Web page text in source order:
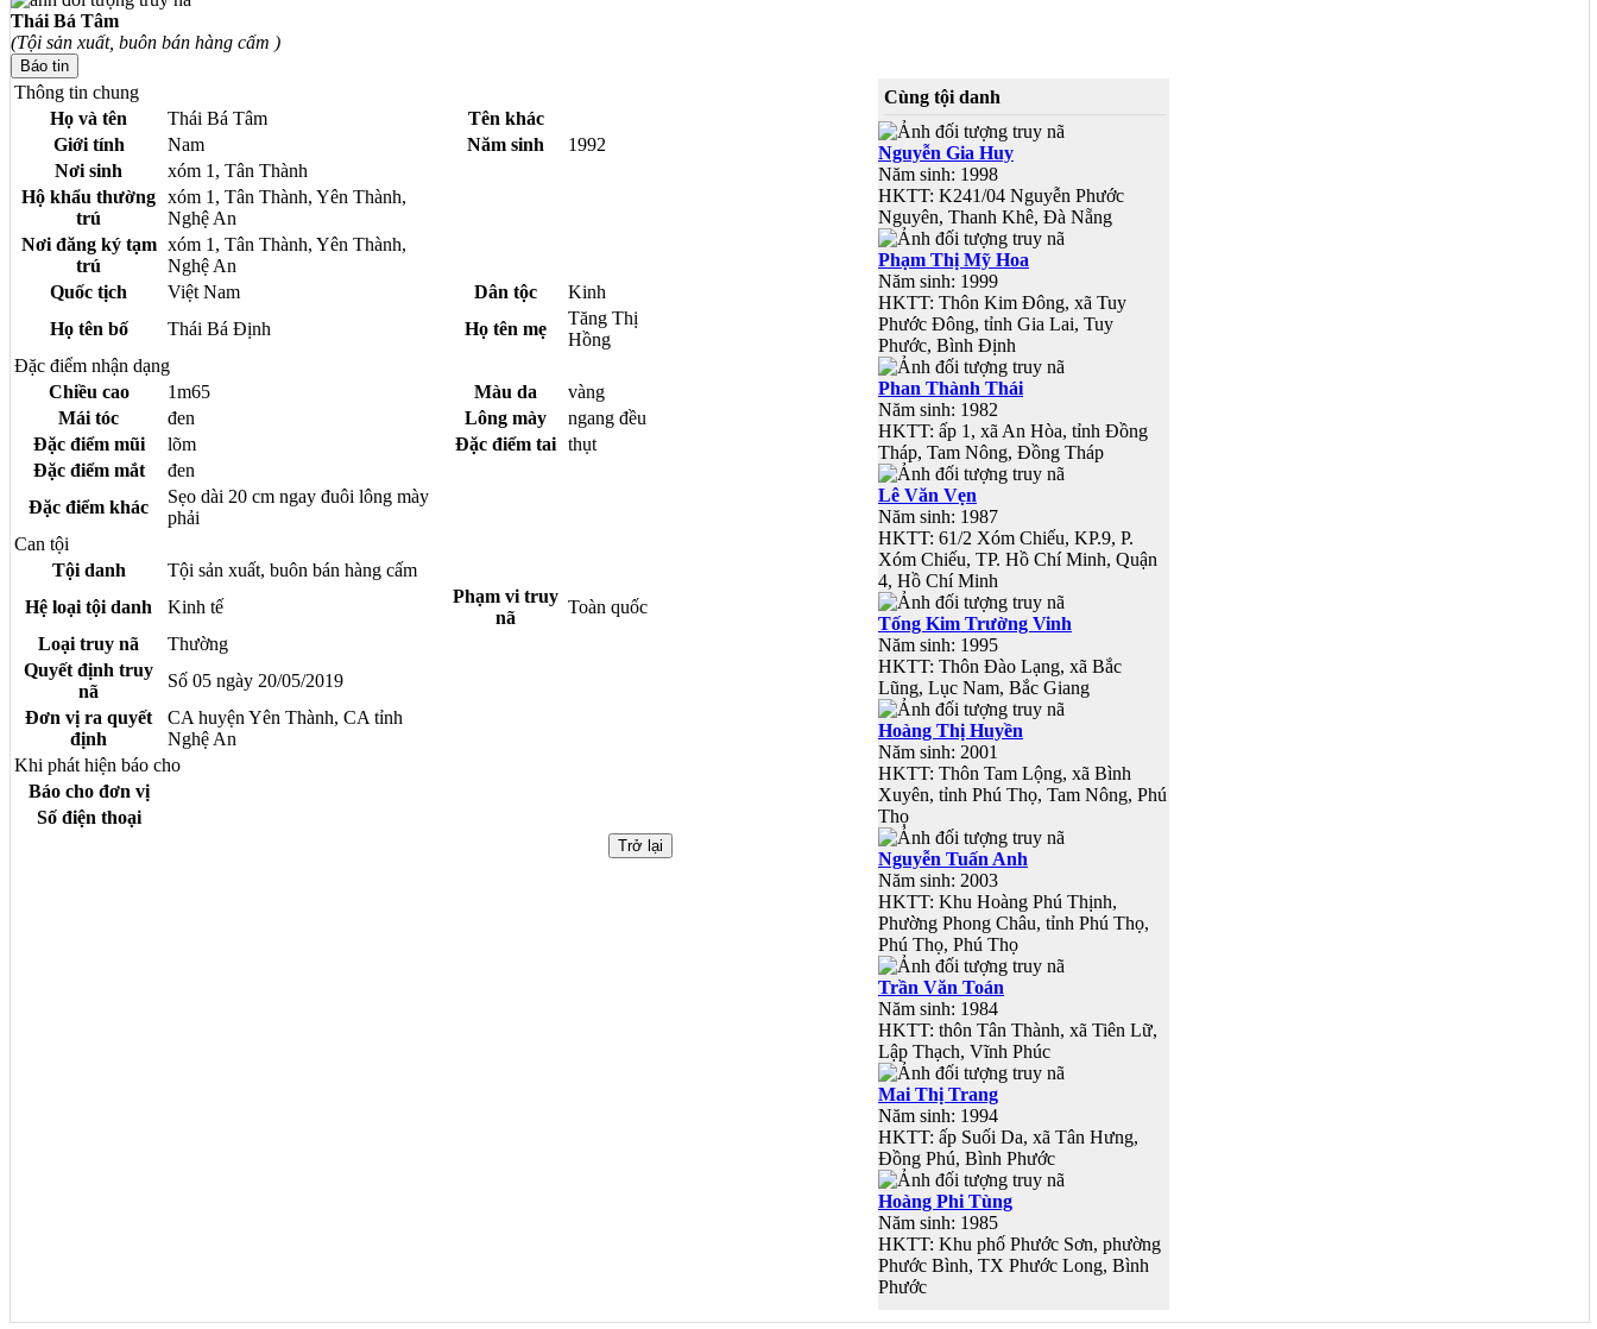
Thái Bá Tâm
(Tội sản xuất, buôn bán hàng cấm )
Thông tin chung
Họ và tên
Thái Bá Tâm
Tên khác
Giới tính
Nam Năm sinh
1992
Nơi sinh
xóm 1, Tân Thành
Hộ khẩu thường
trú
xóm 1, Tân Thành, Yên Thành,
Nghệ An
Nơi đăng ký tạm
trú
xóm 1, Tân Thành, Yên Thành,
Nghệ An
Quốc tịch
Việt Nam Dân tộc
Kinh
Họ tên bố
Thái Bá Định Họ tên mẹ
Tăng Thị
Hồng
Đặc điểm nhận dạng
Chiều cao
1m65 Màu da
vàng
Mái tóc
đen Lông mày
ngang đều
Đặc điểm mũi
lõm Đặc điểm tai thụt
Đặc điểm mắt
đen
Đặc điểm khác
Sẹo dài 20 cm ngay đuôi lông mày
phải
Can tội
Tội danh
Tội sản xuất, buôn bán hàng cấm
Hệ loại tội danh
Kinh tế
Phạm vi truy
nã
Toàn quốc
Loại truy nã
Thường
Quyết định truy
nã
Số 05 ngày 20/05/2019
Đơn vị ra quyết
định
CA huyện Yên Thành, CA tỉnh
Nghệ An
Khi phát hiện báo cho
Báo cho đơn vị
Số điện thoại
Cùng tội danh
Nguyễn Gia Huy
Năm sinh: 1998
HKTT: K241/04 Nguyễn Phước
Nguyên, Thanh Khê, Đà Nẵng
Phạm Thị Mỹ Hoa
Năm sinh: 1999
HKTT: Thôn Kim Đông, xã Tuy
Phước Đông, tỉnh Gia Lai, Tuy
Phước, Bình Định
Phan Thành Thái
Năm sinh: 1982
HKTT: ấp 1, xã An Hòa, tỉnh Đồng
Tháp, Tam Nông, Đồng Tháp
Lê Văn Vẹn
Năm sinh: 1987
HKTT: 61/2 Xóm Chiếu, KP.9, P.
Xóm Chiếu, TP. Hồ Chí Minh, Quận
4, Hồ Chí Minh
Tống Kim Trường Vinh
Năm sinh: 1995
HKTT: Thôn Đào Lạng, xã Bắc
Lũng, Lục Nam, Bắc Giang
Hoàng Thị Huyền
Năm sinh: 2001
HKTT: Thôn Tam Lộng, xã Bình
Xuyên, tỉnh Phú Thọ, Tam Nông, Phú
Thọ
Nguyễn Tuấn Anh
Năm sinh: 2003
HKTT: Khu Hoàng Phú Thịnh,
Phường Phong Châu, tỉnh Phú Thọ,
Phú Thọ, Phú Thọ
Trần Văn Toán
Năm sinh: 1984
HKTT: thôn Tân Thành, xã Tiên Lữ,
Lập Thạch, Vĩnh Phúc
Mai Thị Trang
Năm sinh: 1994
HKTT: ấp Suối Da, xã Tân Hưng,
Đồng Phú, Bình Phước
Hoàng Phi Tùng
Năm sinh: 1985
HKTT: Khu phố Phước Sơn, phường
Phước Bình, TX Phước Long, Bình
Phước